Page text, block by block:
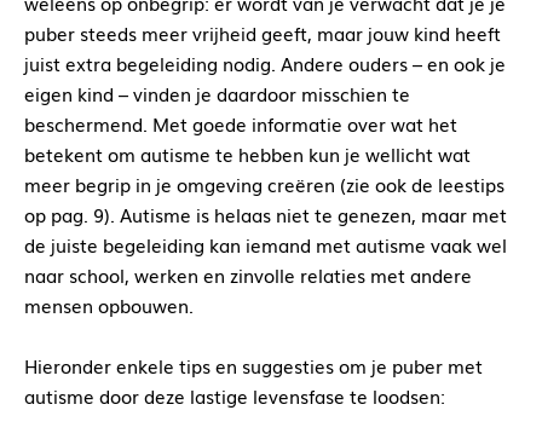
puber steeds meer vrijheid geeft, maar jouw kind heeft
juist extra begeleiding nodig. Andere ouders – en ook je
eigen kind – vinden je daardoor misschien te
beschermend. Met goede informatie over wat het
betekent om autisme te hebben kun je wellicht wat
meer begrip in je omgeving creëren (zie ook de leestips
op pag. 9). Autisme is helaas niet te genezen, maar met
de juiste begeleiding kan iemand met autisme vaak wel
naar school, werken en zinvolle relaties met andere
mensen opbouwen.
Hieronder enkele tips en suggesties om je puber met
autisme door deze lastige levensfase te loodsen: